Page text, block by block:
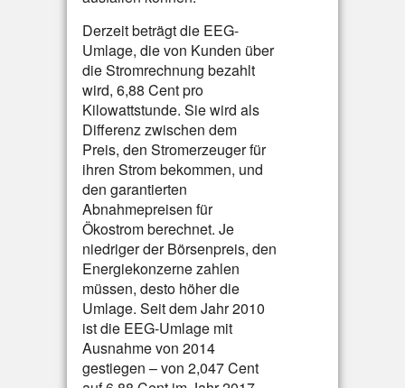
Derzeit beträgt die EEG-
Umlage, die von Kunden über
die Stromrechnung bezahlt
wird, 6,88 Cent pro
Kilowattstunde. Sie wird als
Differenz zwischen dem
Preis, den Stromerzeuger für
ihren Strom bekommen, und
den garantierten
Abnahmepreisen für
Ökostrom berechnet. Je
niedriger der Börsenpreis, den
Energiekonzerne zahlen
müssen, desto höher die
Umlage. Seit dem Jahr 2010
ist die EEG-Umlage mit
Ausnahme von 2014
gestiegen – von 2,047 Cent